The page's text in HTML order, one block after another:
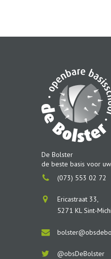
De Bolster
de beste basis voor
(073) 553 02 72
Ericastraat 33,
5271 KL Sint-
@obsDeBolster